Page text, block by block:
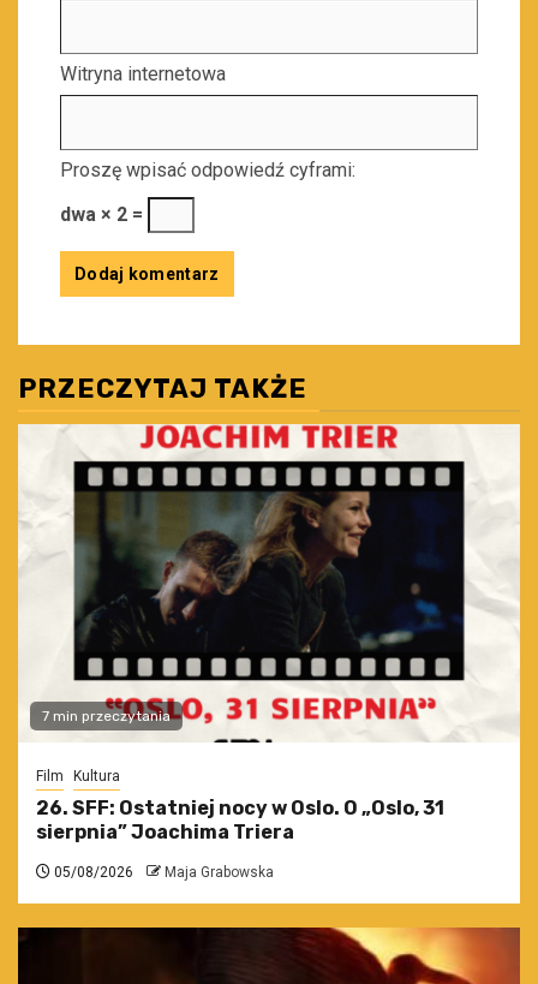
Witryna internetowa
Proszę wpisać odpowiedź cyframi:
dwa × 2 =
PRZECZYTAJ TAKŻE
7 min przeczytania
Film Kultura
26. SFF: Ostatniej nocy w Oslo. O „Oslo, 31
sierpnia” Joachima Triera
05/08/2026 Maja Grabowska